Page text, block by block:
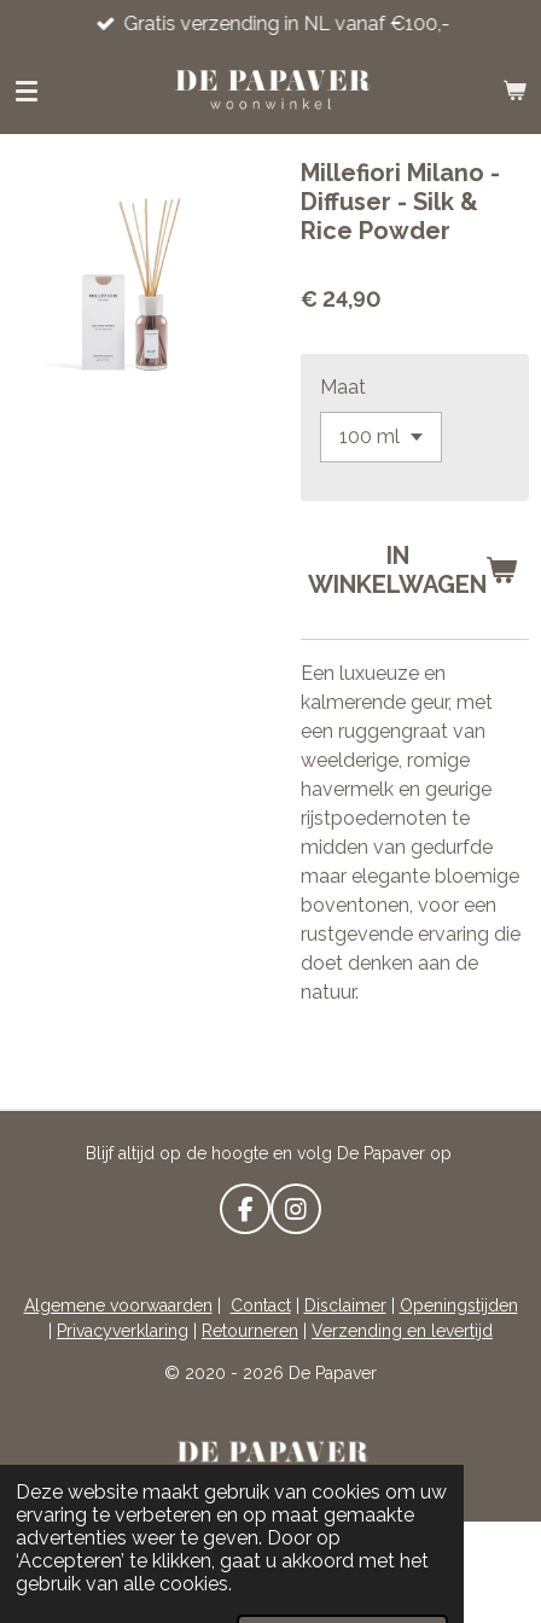
Deze website maakt gebruik van cookies om uw
ervaring te verbeteren en op maat gemaakte
advertenties weer te geven. Door op
‘Accepteren’ te klikken, gaat u akkoord met het
gebruik van alle cookies.
naar
hoofdinhoud
Gratis verzending in NL vanaf €100,-
Millefiori Milano -
Diffuser - Silk &
Rice Powder
€ 24,90
Maat
IN
WINKELWAGEN
Een luxueuze en
kalmerende geur, met
een ruggengraat van
weelderige, romige
havermelk en geurige
rijstpoedernoten te
midden van gedurfde
maar elegante bloemige
boventonen, voor een
rustgevende ervaring die
doet denken aan de
natuur.
Blijf altijd op de hoogte en volg De Papaver op
F
A
B
O
K
I
N
A
G
A
Algemene voorwaarden Contact| Disclaimer| Openingstijden
Privacyverklaring Retourneren Verzending en levertijd
© 2020 - 2026 De Papaver